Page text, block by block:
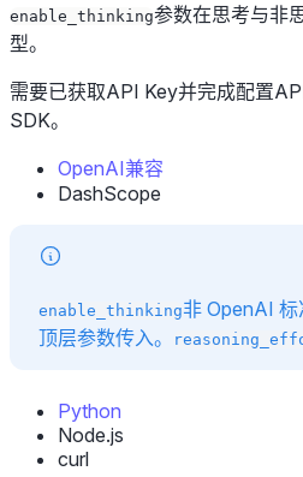
enable_thinking参数在思考与非
型。
需要已获取API Key并完成配置
SDK。
OpenAI兼容
DashScope
enable_thinking非 OpenAI
顶层参数传入。
Python
Node.js
curl